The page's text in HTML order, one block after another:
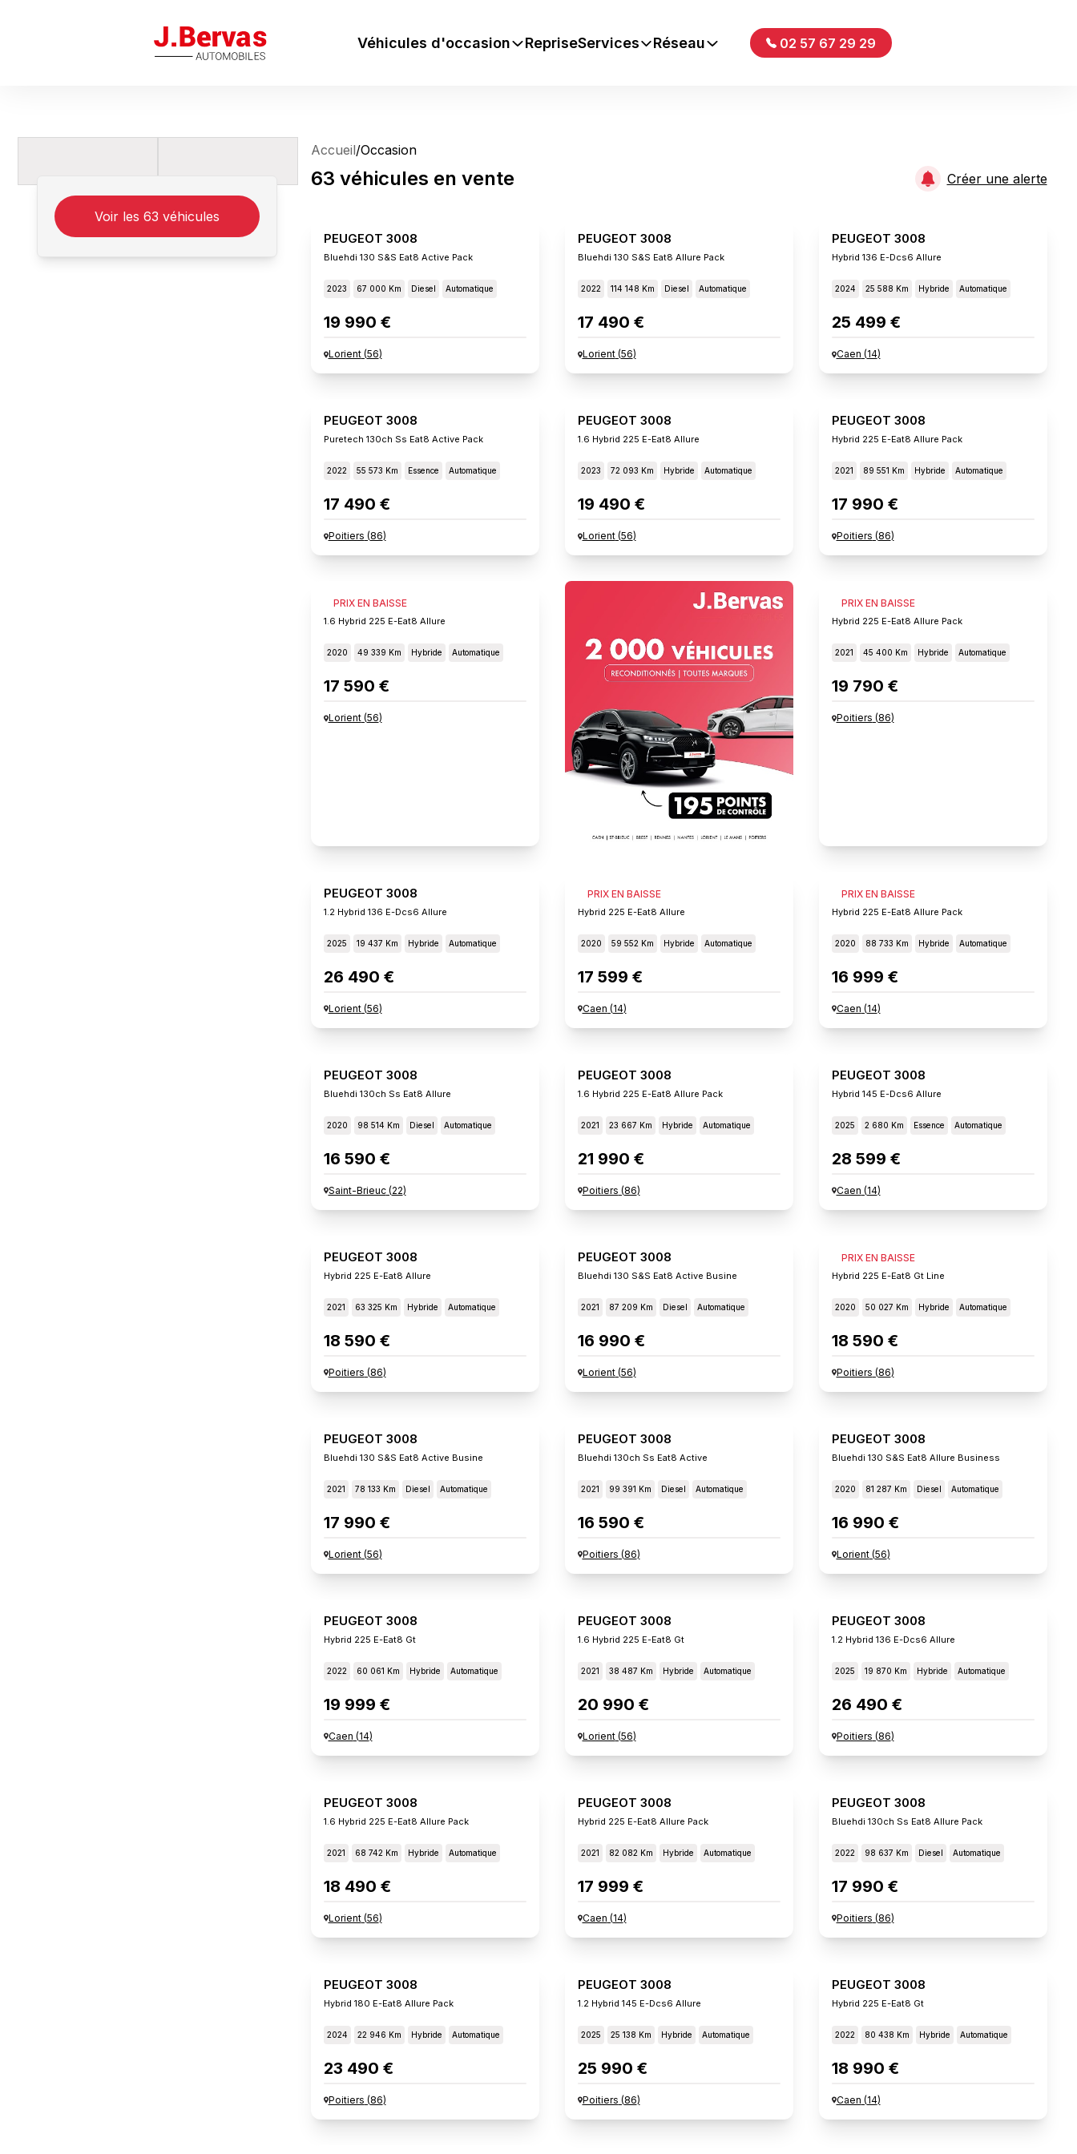
J.Bervas Véhicules d'occasion RepriseServices Réseau 02 57 67 29 29
Voir les 63 véhicules
Accueil/Occasion
63 véhicules en vente Créer une alerte
PEUGEOT 3008
Bluehdi 130 S&s Eat8 Active Pack
2023 67 000 Km Diesel Automatique
19 990 €
Lorient(56)
PEUGEOT 3008
Bluehdi 130 S&s Eat8 Allure Pack
2022 114 148 Km Diesel Automatique
17 490 €
Lorient(56)
PEUGEOT 3008
Hybrid 136 E-Dcs6 Allure
2024 25 588 Km Hybride Automatique
25 499 €
Caen (14)
PEUGEOT 3008
Puretech 130ch Ss Eat8 Active Pack
2022 55 573 Km Essence Automatique
17 490 €
Poitiers (86)
PEUGEOT 3008
1.6 Hybrid 225 E-Eat8 Allure
2023 72 093 Km Hybride Automatique
19 490 €
Lorient(56)
PEUGEOT 3008
Hybrid 225 E-Eat8 Allure Pack
2021 89 551 Km Hybride Automatique
17 990 €
Poitiers (86)
PRIX EN BAISSE
PEUGEOT 3008
1.6 Hybrid 225 E-Eat8 Allure
2020 49 339 Km Hybride Automatique
17 590 €
Lorient(56)
PRIX EN BAISSE
PEUGEOT 3008
Hybrid 225 E-Eat8 Allure Pack
2021 45 400 Km Hybride Automatique
19 790 €
Poitiers (86)
PEUGEOT 3008
1.2 Hybrid 136 E-Dcs6 Allure
2025 19 437 Km Hybride Automatique
26 490 €
Lorient(56)
PRIX EN BAISSE
PEUGEOT 3008
Hybrid 225 E-Eat8 Allure
2020 59 552 Km Hybride Automatique
17 599 €
Caen (14)
PRIX EN BAISSE
PEUGEOT 3008
Hybrid 225 E-Eat8 Allure Pack
2020 88 733 Km Hybride Automatique
16 999 €
Caen (14)
PEUGEOT 3008
Bluehdi 130ch Ss Eat8 Allure
2020 98 514 Km Diesel Automatique
16 590 €
Saint-Brieuc(22)
PEUGEOT 3008
1.6 Hybrid 225 E-Eat8 Allure Pack
2021 23 667 Km Hybride Automatique
21 990 €
Poitiers (86)
PEUGEOT 3008
Hybrid 145 E-Dcs6 Allure
2025 2 680 Km Essence Automatique
28 599 €
Caen (14)
PEUGEOT 3008
Hybrid 225 E-Eat8 Allure
2021 63 325 Km Hybride Automatique
18 590 €
Poitiers (86)
PEUGEOT 3008
Bluehdi 130 S&s Eat8 Active Busine
2021 87 209 Km Diesel Automatique
16 990 €
Lorient(56)
PRIX EN BAISSE
PEUGEOT 3008
Hybrid 225 E-Eat8 Gt Line
2020 50 027 Km Hybride Automatique
18 590 €
Poitiers (86)
PEUGEOT 3008
Bluehdi 130 S&s Eat8 Active Busine
2021 78 133 Km Diesel Automatique
17 990 €
Lorient(56)
PEUGEOT 3008
Bluehdi 130ch Ss Eat8 Active
2021 99 391 Km Diesel Automatique
16 590 €
Poitiers (86)
PEUGEOT 3008
Bluehdi 130 S&s Eat8 Allure Business
2020 81 287 Km Diesel Automatique
16 990 €
Lorient(56)
PEUGEOT 3008
Hybrid 225 E-Eat8 Gt
2022 60 061 Km Hybride Automatique
19 999 €
Caen (14)
PEUGEOT 3008
1.6 Hybrid 225 E-Eat8 Gt
2021 38 487 Km Hybride Automatique
20 990 €
Lorient(56)
PEUGEOT 3008
1.2 Hybrid 136 E-Dcs6 Allure
2025 19 870 Km Hybride Automatique
26 490 €
Poitiers (86)
PEUGEOT 3008
1.6 Hybrid 225 E-Eat8 Allure Pack
2021 68 742 Km Hybride Automatique
18 490 €
Lorient(56)
PEUGEOT 3008
Hybrid 225 E-Eat8 Allure Pack
2021 82 082 Km Hybride Automatique
17 999 €
Caen (14)
PEUGEOT 3008
Bluehdi 130ch Ss Eat8 Allure Pack
2022 98 637 Km Diesel Automatique
17 990 €
Poitiers (86)
PEUGEOT 3008
Hybrid 180 E-Eat8 Allure Pack
2024 22 946 Km Hybride Automatique
23 490 €
Poitiers (86)
PEUGEOT 3008
1.2 Hybrid 145 E-Dcs6 Allure
2025 25 138 Km Hybride Automatique
25 990 €
Poitiers (86)
PEUGEOT 3008
Hybrid 225 E-Eat8 Gt
2022 80 438 Km Hybride Automatique
18 990 €
Caen (14)